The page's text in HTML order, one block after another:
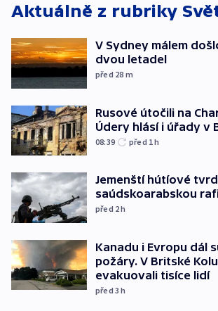
Aktuálně z rubriky
V Sydney málem
dvou letadel
před 28 m
Rusové útočili na
Údery hlásí i úřady v
08:39 před 1h
Jemenští hútíové
saúdskoarabskou
před 2h
Kanadu i Evropu dál
požáry. V Britské
evakuovali tisíce lidí
před 3h